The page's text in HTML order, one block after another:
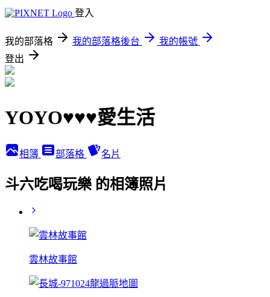
登入
我的部落格 我的部落格後台
我的帳號
登出
YOYO♥♥♥愛生活
相簿 部落格 名片
斗六吃喝玩樂 的相簿照片
雲林故事館